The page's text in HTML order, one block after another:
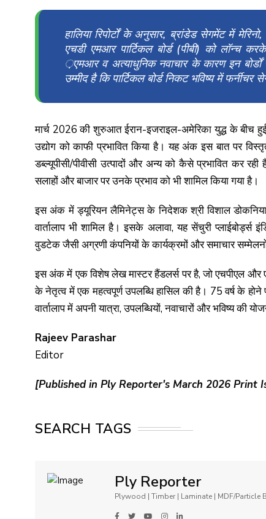
हालिया रिपोर्टों के अनुसार, ब्रांडेड सेगमेंट में
एचडी एमआर पार्टिकल बोर्ड (पीबी) को लॉन्च
़एमआर व अत्याधुनिक नवाचार के कारण इन बोर्डों
उम्मीद है कि पार्टिकल बोर्ड निकट भविष्य में
मार्च 2026 की शुरुआत ईरान-इजराइल-अमेरिका युद्ध के बीच
उद्योग को काफी प्रभावित किया है। यह अंक इस बात पर
डब्ल्यूपीसी/पीवीसी उत्पादों और अन्य को कैसे प्रभावित कर रही
सलाहों और बाजार पर उनके प्रभाव को भी शामिल किया गया है।
इस अंक में ड्यूरियन लैमिनेट्स के निदेशक श्री विशाल
वार्तालाप भी शामिल है। इसके अलावा, यह सेंचुरी
वुडटेक जैसी अग्रणी कंपनियों के कार्यक्रमों और समाचार
इस अंक में एक विशेष लेख मास्टर हैंडलर्स पर है, जो एचपीएल और
के नेतृत्व में एक महत्वपूर्ण उपलब्धि हासिल की है। 75 वर्ष के होने
वार्तालाप में अपनी यात्रा, उपलब्धियों, नवाचारों और भविष्य की
Rajeev Parashar
Editor
[Published in Ply Reporter's March 2026 Print
SEARCH TAGS
Ply Reporter
Plywood | Timber | Laminate | MDF/Particle